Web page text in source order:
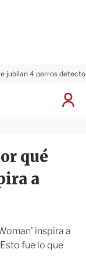
jubilan 4 perros
I
ó
n
r
qué
a
inspira a
fue lo que